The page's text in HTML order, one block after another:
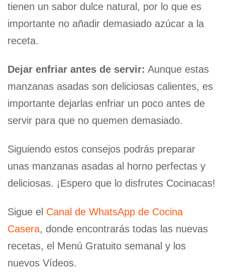
tienen un sabor dulce natural, por lo que es
importante no añadir demasiado azúcar a la
receta.
Dejar enfriar antes de servir: Aunque estas
manzanas asadas son deliciosas calientes, es
importante dejarlas enfriar un poco antes de
servir para que no quemen demasiado.
Siguiendo estos consejos podrás preparar
unas manzanas asadas al horno perfectas y
deliciosas. ¡Espero que lo disfrutes Cocinacas!
Sigue el Canal de WhatsApp de Cocina
Casera, donde encontrarás todas las nuevas
recetas, el Menú Gratuito semanal y los
nuevos Vídeos.